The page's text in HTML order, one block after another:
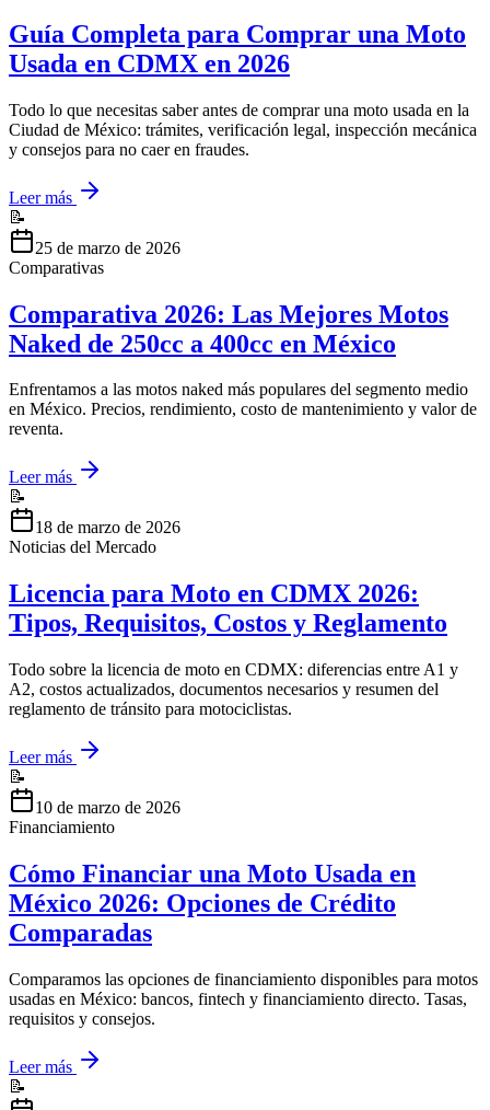
Guía Completa para Comprar una Moto
Usada en CDMX en 2026
Todo lo que necesitas saber antes de comprar una moto usada en la
Ciudad de México: trámites, verificación legal, inspección mecánica
y consejos para no caer en fraudes.
Leer más
📝
25 de marzo de 2026
Comparativas
Comparativa 2026: Las Mejores Motos
Naked de 250cc a 400cc en México
Enfrentamos a las motos naked más populares del segmento medio
en México. Precios, rendimiento, costo de mantenimiento y valor de
reventa.
Leer más
📝
18 de marzo de 2026
Noticias del Mercado
Licencia para Moto en CDMX 2026:
Tipos, Requisitos, Costos y Reglamento
Todo sobre la licencia de moto en CDMX: diferencias entre A1 y
A2, costos actualizados, documentos necesarios y resumen del
reglamento de tránsito para motociclistas.
Leer más
📝
10 de marzo de 2026
Financiamiento
Cómo Financiar una Moto Usada en
México 2026: Opciones de Crédito
Comparadas
Comparamos las opciones de financiamiento disponibles para motos
usadas en México: bancos, fintech y financiamiento directo. Tasas,
requisitos y consejos.
Leer más
📝